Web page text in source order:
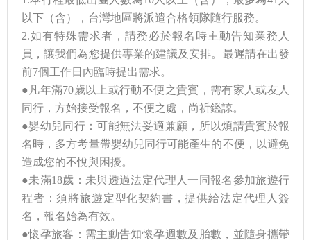
以下（含），台灣地區將派遣合格領隊隨行服務。
2.如有特殊需求者，請務必於報名時主動告知業務人
員，讓我們為您提供專業的建議及安排。最遲請在出發
前7個工作日內臨時提出需求。
●凡年滿70歲以上或行動不便之貴賓，需有家人或友人
同行，方始接受報名，不便之處，尚祈鑑諒。
●嬰幼兒同行：可能無法妥適兼顧，所以煩請貴賓於報
名時，多方考量帶嬰幼兒同行可能產生的不便，以避免
造成您的不悅與困擾。
●未滿18歲：未與透過法定代理人一同報名參加旅遊行
程者：須將旅遊定型化契約書，提供給法定代理人簽
名，報名始為有效。
●懷孕旅客：需主動告知懷孕週數及胎數，並隨身攜帶